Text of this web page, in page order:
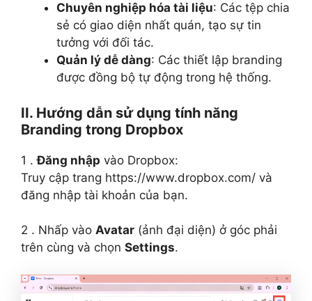
Chuyên nghiệp hóa tài liệu: Các tệp chia
sẻ có giao diện nhất quán, tạo sự tin
tưởng với đối tác.
Quản lý dễ dàng: Các thiết lập branding
được đồng bộ tự động trong hệ thống.
II. Hướng dẫn sử dụng tính năng
Branding trong Dropbox
1 .Đăng nhập vào Dropbox:
Truy cập trang https://www.dropbox.com/ và
đăng nhập tài khoản của bạn.
2 . Nhấp vào Avatar (ảnh đại diện) ở góc phải
trên cùng và chọn Settings.